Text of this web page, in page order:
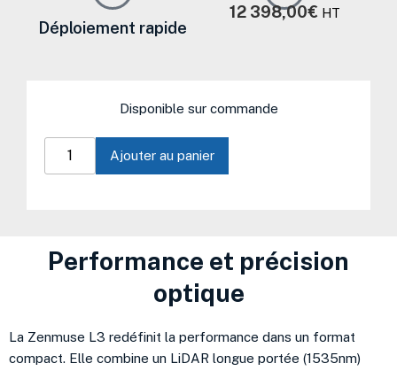
Déploiement rapide
12 398,00€ HT
Disponible sur commande
LiDAR
Ajouter au panier
Performance et précision
optique
La Zenmuse L3 redéfinit la performance dans un format
compact. Elle combine un LiDAR longue portée (1535nm)